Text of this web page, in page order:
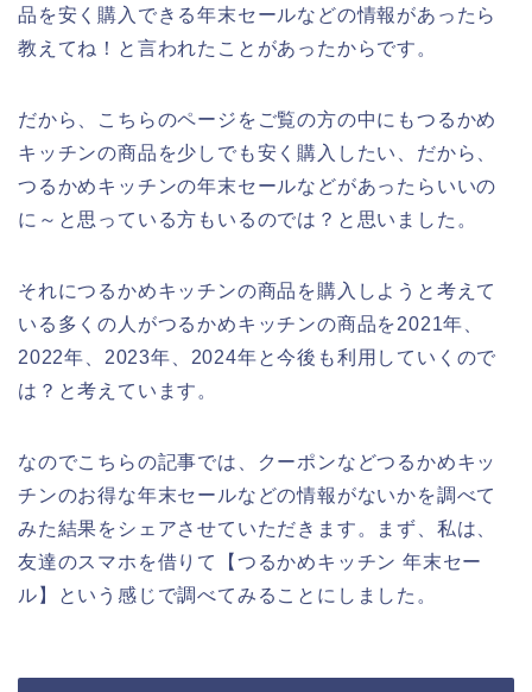
品を安く購入できる年末セールなどの情報があったら
教えてね！と言われたことがあったからです。
だから、こちらのページをご覧の方の中にもつるかめ
キッチンの商品を少しでも安く購入したい、だから、
つるかめキッチンの年末セールなどがあったらいいの
に～と思っている方もいるのでは？と思いました。
それにつるかめキッチンの商品を購入しようと考えて
いる多くの人がつるかめキッチンの商品を2021年、
2022年、2023年、2024年と今後も利用していくので
は？と考えています。
なのでこちらの記事では、クーポンなどつるかめキッ
チンのお得な年末セールなどの情報がないかを調べて
みた結果をシェアさせていただきます。まず、私は、
友達のスマホを借りて【つるかめキッチン 年末セー
ル】という感じで調べてみることにしました。